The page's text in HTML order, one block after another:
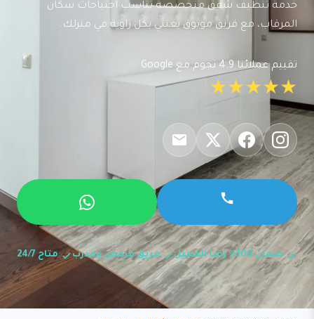
خدمة تنظيف شقق متخصصة تناسب احتياجات سكان
المرقاب، مع فريق موثوق يعتني بكل زاوية في منزلك.
تقييم عملائنا 4.9 نجوم مع Google
★★★★★
ضمان 100% رضا العميل فريق مرخص ومدرب متاح 24/7